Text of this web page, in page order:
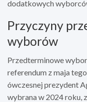
dodatkowych
Przyczyny
wyborów
Przedterminowe
referendum z maja
ówczesnej prezydent
wybrana w 2024 roku,